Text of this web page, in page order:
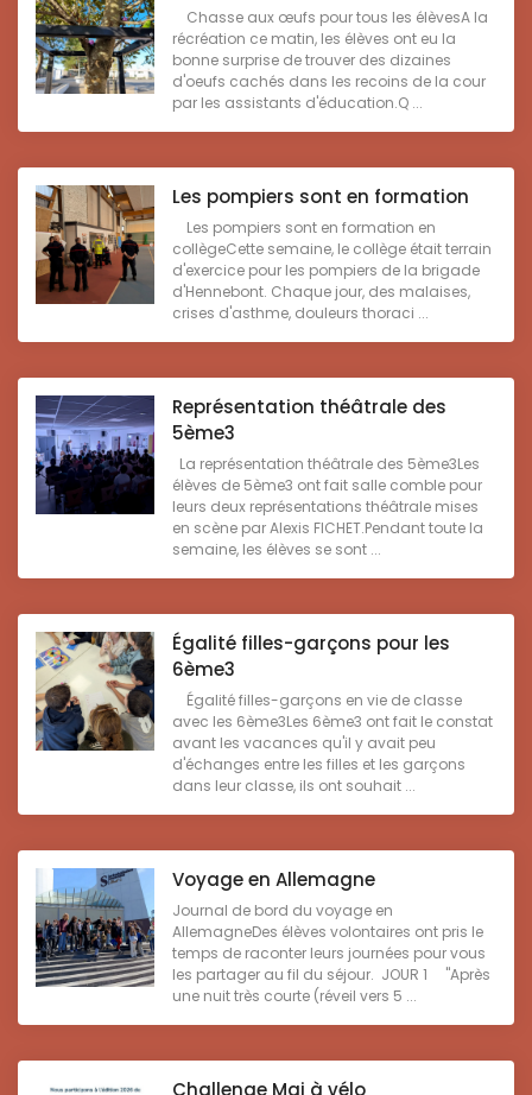
Chasse aux œufs pour tous les élèvesA la
récréation ce matin, les élèves ont eu la
bonne surprise de trouver des dizaines
d'oeufs cachés dans les recoins de la cour
par les assistants d'éducation.Q ...
Les pompiers sont en formation
Les pompiers sont en formation en
collègeCette semaine, le collège était terrain
d'exercice pour les pompiers de la brigade
d'Hennebont. Chaque jour, des malaises,
crises d'asthme, douleurs thoraci ...
Représentation théâtrale des
5ème3
La représentation théâtrale des 5ème3Les
élèves de 5ème3 ont fait salle comble pour
leurs deux représentations théâtrale mises
en scène par Alexis FICHET.Pendant toute la
semaine, les élèves se sont ...
Égalité filles-garçons pour les
6ème3
Égalité filles-garçons en vie de classe
avec les 6ème3Les 6ème3 ont fait le constat
avant les vacances qu'il y avait peu
d'échanges entre les filles et les garçons
dans leur classe, ils ont souhait ...
Voyage en Allemagne
Journal de bord du voyage en
AllemagneDes élèves volontaires ont pris le
temps de raconter leurs journées pour vous
les partager au fil du séjour. JOUR 1 "Après
une nuit très courte (réveil vers 5 ...